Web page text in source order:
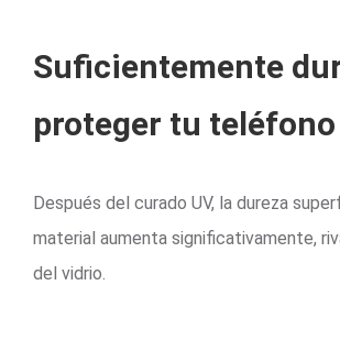
Suficientemente
proteger tu teléfono
Después del curado UV, la dureza
material aumenta significativamente,
del vidrio.